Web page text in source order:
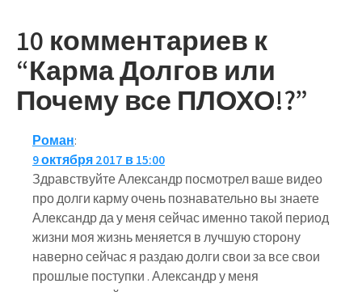
записям
10 комментариев к
“Карма Долгов или
Почему все ПЛОХО!?”
Роман:
9 октября 2017 в 15:00
Здравствуйте Александр посмотрел ваше видео
про долги карму очень познавательно вы знаете
Александр да у меня сейчас именно такой период
жизни моя жизнь меняется в лучшую сторону
наверно сейчас я раздаю долги свои за все свои
прошлые поступки . Александр у меня